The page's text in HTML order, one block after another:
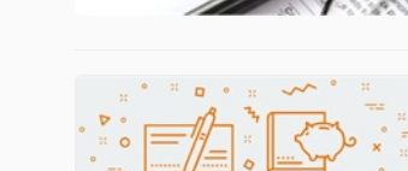
VIETSTOCKFINANCE